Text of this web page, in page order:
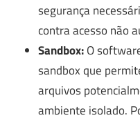
segurança
contra acesso não
Sandbox:O
sandbox que
arquivos
ambiente isolado.